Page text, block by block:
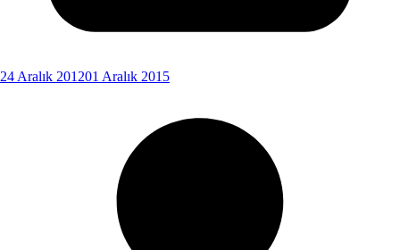
24 Aralık 201201 Aralık 2015